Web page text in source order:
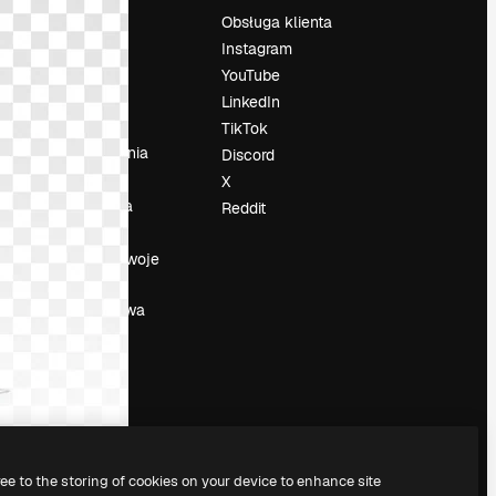
O nas
Kariera
wyszukiwania
Wydarzenia
Sprzedaj swoje
Sala prasowa
Obsługa klienta
Instagram
YouTube
LinkedIn
TikTok
Discord
X
Reddit
to the storing of cookies on your device to enhance site